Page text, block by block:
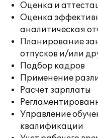
Оценка и
Оценка
аналитическая
Планирование
отпусков и/или
Подбор кадров
Применение
Расчет зарплаты
Управление
квалификации